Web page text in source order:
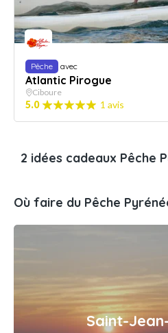
Pêche avec
Atlantic Pirogue
Ciboure
5.0 1 avis
2 idées cadeaux Pêche
Où faire du Pêche
Saint-